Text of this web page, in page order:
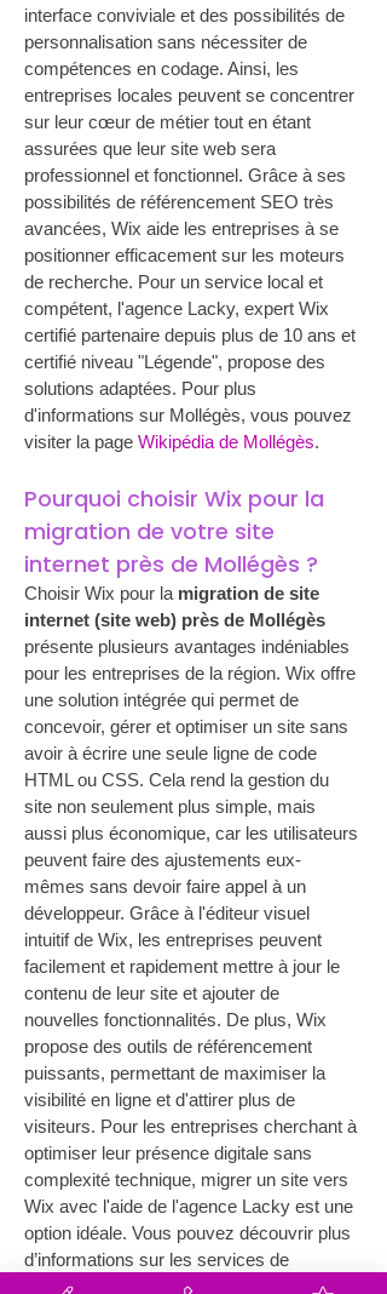
interface conviviale et des possibilités de
personnalisation sans nécessiter de
compétences en codage. Ainsi, les
entreprises locales peuvent se concentrer
sur leur cœur de métier tout en étant
assurées que leur site web sera
professionnel et fonctionnel. Grâce à ses
possibilités de référencement SEO très
avancées, Wix aide les entreprises à se
positionner efficacement sur les moteurs
de recherche. Pour un service local et
compétent, l'agence Lacky, expert Wix
certifié partenaire depuis plus de 10 ans et
certifié niveau "Légende", propose des
solutions adaptées. Pour plus
d'informations sur Mollégès, vous pouvez
visiter la page Wikipédia de Mollégès.
Pourquoi choisir Wix pour la
migration de votre site
internet près de Mollégès ?
Choisir Wix pour la migration de site
internet (site web) près de Mollégès
présente plusieurs avantages indéniables
pour les entreprises de la région. Wix offre
une solution intégrée qui permet de
concevoir, gérer et optimiser un site sans
avoir à écrire une seule ligne de code
HTML ou CSS. Cela rend la gestion du
site non seulement plus simple, mais
aussi plus économique, car les utilisateurs
peuvent faire des ajustements eux-
mêmes sans devoir faire appel à un
développeur. Grâce à l'éditeur visuel
intuitif de Wix, les entreprises peuvent
facilement et rapidement mettre à jour le
contenu de leur site et ajouter de
nouvelles fonctionnalités. De plus, Wix
propose des outils de référencement
puissants, permettant de maximiser la
visibilité en ligne et d'attirer plus de
visiteurs. Pour les entreprises cherchant à
optimiser leur présence digitale sans
complexité technique, migrer un site vers
Wix avec l'aide de l'agence Lacky est une
option idéale. Vous pouvez découvrir plus
d’informations sur les services de
migration en visitant Lacky